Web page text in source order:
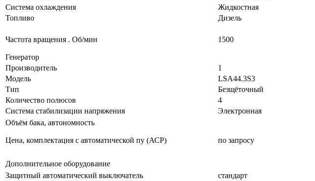
Система охлаждения
Жидкостная
Топливо
Дизель
Частота вращения . Об/мин 1500
Генератор
Производитель
1
Модель
LSA44.3S3
Тип
Безщёточный
Количество полюсов
4
Система стабилизации напряжения
Электронная
Объём бака, автономность
Цена, комплектация с автоматической пу (АСР) по запросу
Дополнительное оборудование
Защитный автоматический выключатель
стандарт